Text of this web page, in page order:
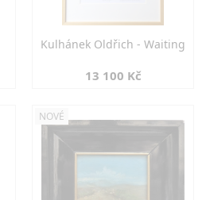
Kulhánek Oldřich - Waiting
13 100 Kč
NOVÉ